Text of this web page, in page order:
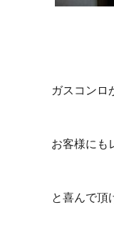
ガスコンロ
お客様にも
と喜んで頂